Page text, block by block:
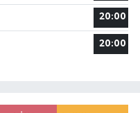
20:00
20:00